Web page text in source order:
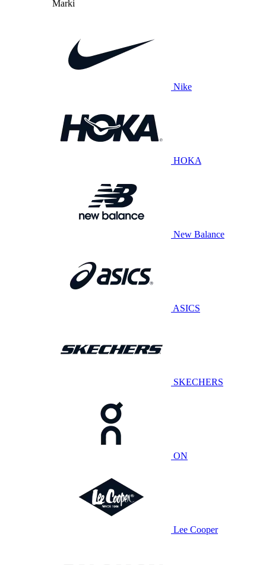
Marki
Nike
HOKA
New Balance
ASICS
SKECHERS
ON
Lee Cooper